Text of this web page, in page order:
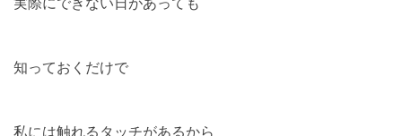
知っておくだけで
私には触れるタッチがあるから